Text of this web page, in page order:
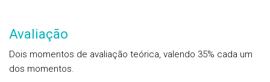
Avaliação
Dois momentos de avaliação teórica, valendo 35% cada um
dos momentos.